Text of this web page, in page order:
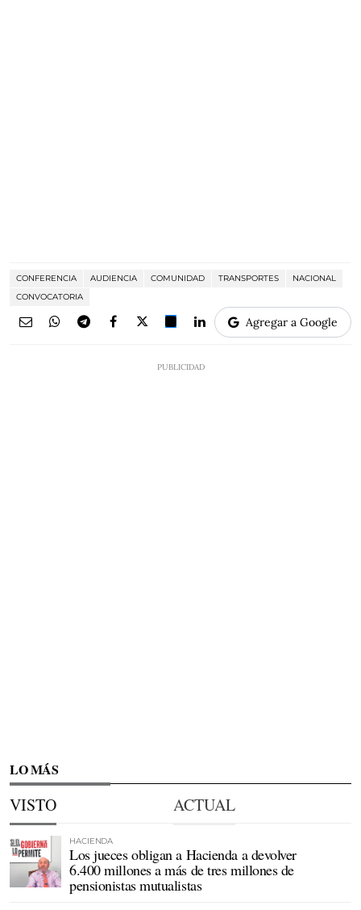
CONFERENCIA AUDIENCIA COMUNIDAD TRANSPORTES
NACIONAL
CONVOCATORIA
Agregar a Google
LO MÁS
VISTO ACTUAL
HACIENDA
Los jueces obligan a Hacienda a devolver
6.400 millones a más de tres millones de
pensionistas mutualistas